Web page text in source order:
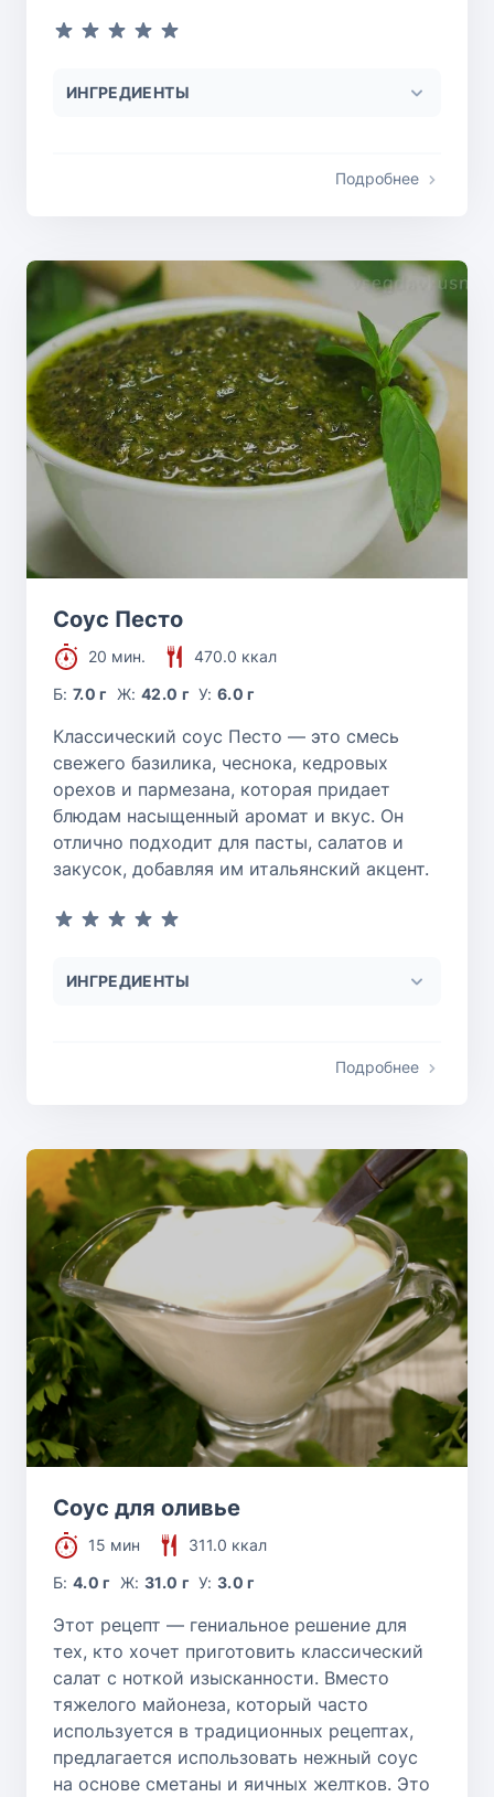
ИНГРЕДИЕНТЫ
Подробнее
Соус Песто
20 мин.
470.0 ккал
Б:7.0 г Ж: 42.0 г У:6.0 г
Классический соус Песто — это смесь
свежего базилика, чеснока, кедровых
орехов и пармезана, которая придает
блюдам насыщенный аромат и вкус. Он
отлично подходит для пасты, салатов и
закусок, добавляя им итальянский акцент.
ИНГРЕДИЕНТЫ
Подробнее
Соус для оливье
15 мин
311.0 ккал
Б:4.0 г Ж: 31.0 г У:3.0 г
Этот рецепт — гениальное решение для
тех, кто хочет приготовить классический
салат с ноткой изысканности. Вместо
тяжелого майонеза, который часто
используется в традиционных рецептах,
предлагается использовать нежный соус
на основе сметаны и яичных желтков. Это